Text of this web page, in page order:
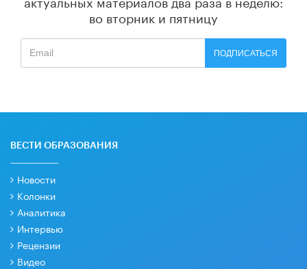
во вторник и пятницу
ПОДПИСАТЬСЯ
ВЕСТИ ОБРАЗОВАНИЯ
Новости
Колонки
Аналитика
Интервью
Рецензии
Видео